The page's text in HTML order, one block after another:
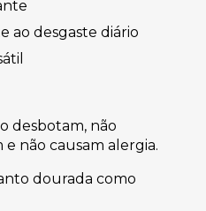
ao desgaste diário
desbotam, não
não causam alergia.
dourada como